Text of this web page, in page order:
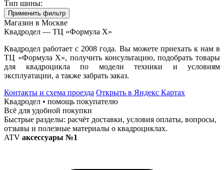
Тип шины:
Применить фильтр
Магазин в Москве
Квадродел — ТЦ «Формула Х»
Квадродел работает с 2008 года. Вы можете приехать к нам в
ТЦ «Формула Х», получить консультацию, подобрать товары
для квадроцикла по модели техники и условиям
эксплуатации, а также забрать заказ.
Контакты и схема проезда Открыть в Яндекс Картах
Квадродел • помощь покупателю
Всё для удобной покупки
Быстрые разделы: расчёт доставки, условия оплаты, вопросы,
отзывы и полезные материалы о квадроциклах.
ATV аксессуары №1